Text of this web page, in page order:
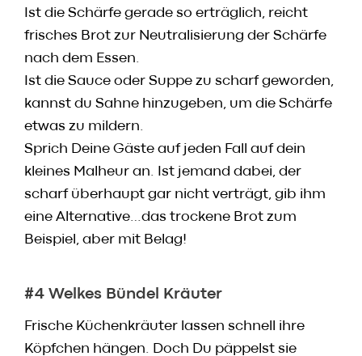
Ist die Schärfe gerade so erträglich, reicht
frisches Brot zur Neutralisierung der Schärfe
nach dem Essen.
Ist die Sauce oder Suppe zu scharf geworden,
kannst du Sahne hinzugeben, um die Schärfe
etwas zu mildern.
Sprich Deine Gäste auf jeden Fall auf dein
kleines Malheur an. Ist jemand dabei, der
scharf überhaupt gar nicht verträgt, gib ihm
eine Alternative…das trockene Brot zum
Beispiel, aber mit Belag!
#4 Welkes Bündel Kräuter
Frische Küchenkräuter lassen schnell ihre
Köpfchen hängen. Doch Du päppelst sie